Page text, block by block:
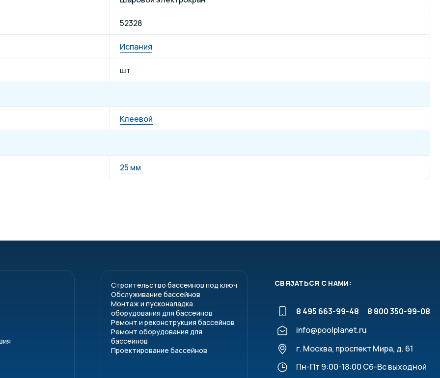
52328
Испания
шт
Клеевой
25 мм
Строительство бассейнов под ключ
Обслуживание бассейнов
Монтаж и пусконаладка
оборудования для бассейнов
Ремонт и реконструкция бассейнов
Ремонт оборудования для
бассейнов
Проектирование бассейнов
СВЯЗАТЬСЯ С НАМИ:
8 495 663-99-48
8 800 350-99-08
info@poolplanet.ru
г. Москва, проспект Мира, д. 61
Пн-Пт 9:00-18:00 Сб-Вс выходной